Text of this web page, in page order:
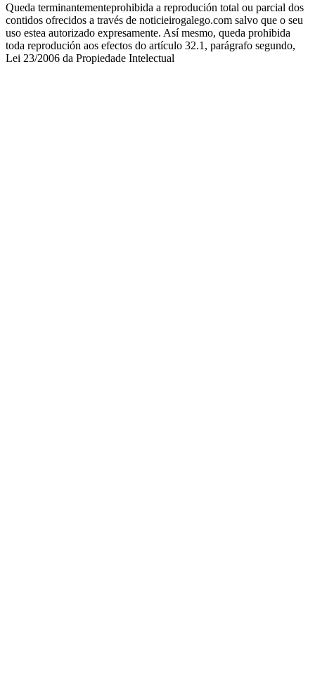
Queda terminantementeprohibida a reprodución total ou parcial dos
contidos ofrecidos a través de noticieirogalego.com salvo que o seu
uso estea autorizado expresamente. Así mesmo, queda prohibida
toda reprodución aos efectos do artículo 32.1, parágrafo segundo,
Lei 23/2006 da Propiedade Intelectual